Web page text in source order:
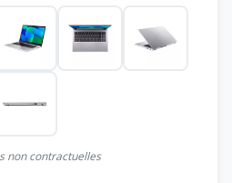
non contractuelles